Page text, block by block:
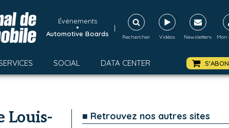
Événements
•
Automotive Boards
|
Rechercher Vidéos Newsletters Mon
SOCIAL DATA CENTER
Louis-
■ Retrouvez nos autres sites